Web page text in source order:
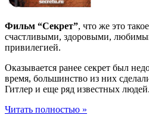
Фильм “Секрет”, что же это
счастливыми, здоровыми,
привилегией.
Оказывается ранее секрет был
время, большинство из них
Гитлер и еще ряд известных
Читать полностью »